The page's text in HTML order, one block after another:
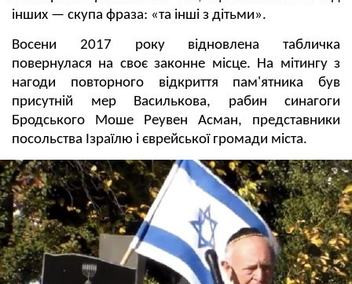
інших — скупа фраза: «та інші з дітьми».
Восени 2017 року відновлена табличка
повернулася на своє законне місце. На мітингу з
нагоди повторного відкриття пам'ятника був
присутній мер Василькова, рабин синагоги
Бродського Моше Реувен Асман, представники
посольства Ізраїлю і єврейської громади міста.